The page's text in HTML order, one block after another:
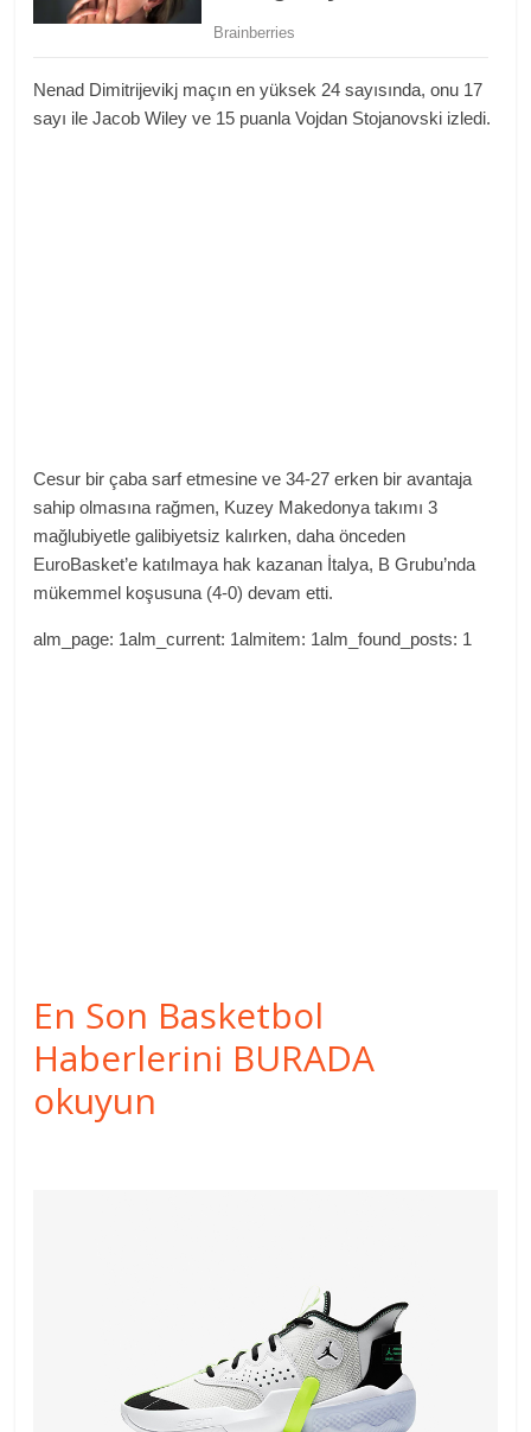
Nenad Dimitrijevikj maçın en yüksek 24 sayısında, onu 17
sayı ile Jacob Wiley ve 15 puanla Vojdan Stojanovski izledi.
Cesur bir çaba sarf etmesine ve 34-27 erken bir avantaja
sahip olmasına rağmen, Kuzey Makedonya takımı 3
mağlubiyetle galibiyetsiz kalırken, daha önceden
EuroBasket’e katılmaya hak kazanan İtalya, B Grubu’nda
mükemmel koşusuna (4-0) devam etti.
alm_page: 1alm_current: 1almitem: 1alm_found_posts: 1
En Son Basketbol
Haberlerini BURADA
okuyun